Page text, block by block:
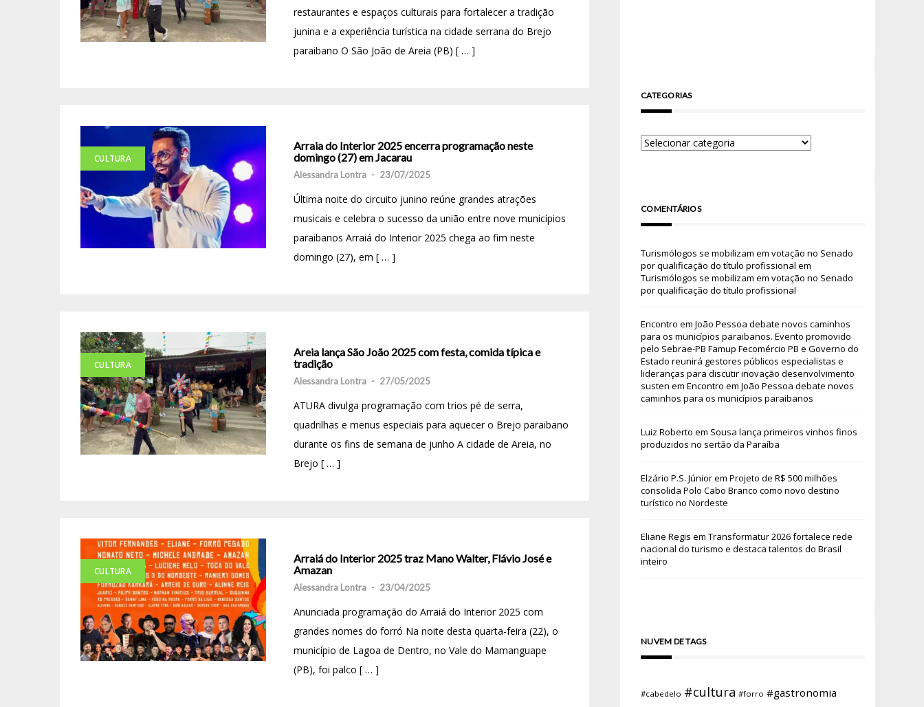
restaurantes e espaços culturais para fortalecer a tradição
junina e a experiência turística na cidade serrana do Brejo
paraibano O São João de Areia (PB) [ … ]
CULTURA
Arraia do Interior 2025 encerra programação neste
domingo (27) em Jacarau
Alessandra Lontra - 23/07/2025
Última noite do circuito junino reúne grandes atrações
musicais e celebra o sucesso da união entre nove municípios
paraibanos Arraiá do Interior 2025 chega ao fim neste
domingo (27), em [ … ]
CULTURA
Areia lança São João 2025 com festa, comida típica e
tradição
Alessandra Lontra - 27/05/2025
ATURA divulga programação com trios pé de serra,
quadrilhas e menus especiais para aquecer o Brejo paraibano
durante os fins de semana de junho A cidade de Areia, no
Brejo [ … ]
CULTURA
Arraiá do Interior 2025 traz Mano Walter, Flávio José e
Amazan
Alessandra Lontra - 23/04/2025
Anunciada programação do Arraiá do Interior 2025 com
grandes nomes do forró Na noite desta quarta-feira (22), o
município de Lagoa de Dentro, no Vale do Mamanguape
(PB), foi palco [ … ]
CATEGORIAS
COMENTÁRIOS
Turismólogos se mobilizam em votação no Senado
por qualificação do título profissional em
Turismólogos se mobilizam em votação no Senado
por qualificação do título profissional
Encontro em João Pessoa debate novos caminhos
para os municípios paraibanos. Evento promovido
pelo Sebrae-PB Famup Fecomércio PB e Governo do
Estado reunirá gestores públicos especialistas e
lideranças para discutir inovação desenvolvimento
susten em Encontro em João Pessoa debate novos
caminhos para os municípios paraibanos
Luiz Roberto em Sousa lança primeiros vinhos finos
produzidos no sertão da Paraíba
Elzário P.S. Júniorem Projeto de R$ 500 milhões
consolida Polo Cabo Branco como novo destino
turístico no Nordeste
Eliane Regis em Transformatur 2026 fortalece rede
nacional do turismo e destaca talentos do Brasil
inteiro
NUVEM DE TAGS
#cabedelo #cultura #forro #gastronomia